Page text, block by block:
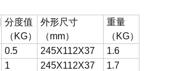
分度值
（KG）
外形尺寸
（mm）
重量
（KG）
0.5 245X112X37
1.6
1 245X112X37
1.7